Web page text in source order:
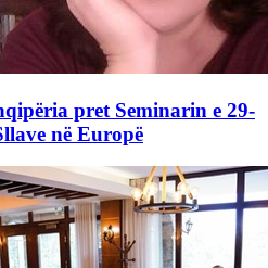
pret Seminarin e 29-
në Europë